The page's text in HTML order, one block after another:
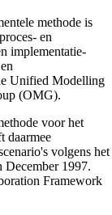
methode is
en
implementatie-
Unified Modelling
(OMG).
voor het
daarmee
volgens het
1997.
Framework